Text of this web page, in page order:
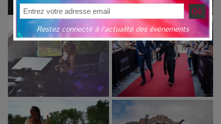
Restez connecté à l'actualité des événements